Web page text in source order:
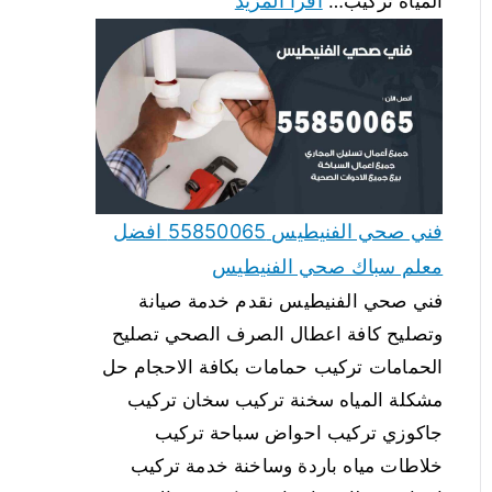
فني صحي الفنيطيس 55850065 افضل
معلم سباك صحي الفنيطيس
فني صحي الفنيطيس نقدم خدمة صيانة
وتصليح كافة اعطال الصرف الصحي تصليح
الحمامات تركيب حمامات بكافة الاحجام حل
مشكلة المياه سخنة تركيب سخان تركيب
جاكوزي تركيب احواض سباحة تركيب
خلاطات مياه باردة وساخنة خدمة تركيب